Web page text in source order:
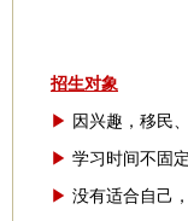
招生对象
▶ 因兴趣，移民
▶ 学习时间不固
▶ 没有适合自己